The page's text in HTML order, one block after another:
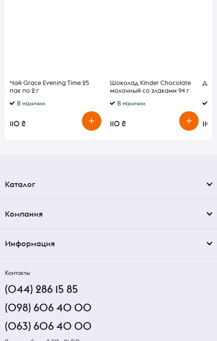
Чай Grace Evening Time 25
пак по 2 г
В наличии
110 ₴
Шоколад Kinder Chocolate
молочный со злаками 94 г
В наличии
110 ₴ 110
Каталог
Компания
Информация
Контакты
(044) 286 15 85
(098) 606 40 00
(063) 606 40 00